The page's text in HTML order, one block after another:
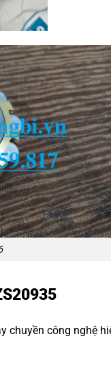
chuyền công nghệ